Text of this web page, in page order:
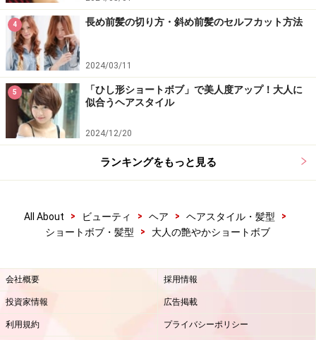
4 長め前髪の切り方・斜め前髪のセルフカット方法
2024/03/11
5
「ひし形ショートボブ」で美人度アップ！大人に
似合うヘアスタイル
2024/12/20
ランキングをもっと見る
All About > ビューティ > ヘア > ヘアスタイル・髪型
>
ショートボブ・髪型
> 大人の艶やかショートボブ
会社概要 採用情報
投資家情報 広告掲載
利用規約 プライバシーポリシー